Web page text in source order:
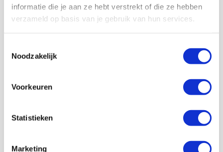
informatie die je aan ze hebt verstrekt of die ze hebben
verzameld op basis van je gebruik van hun services.
Noodzakelijk
Voorkeuren
Statistieken
Marketing
AANBEVOLEN
Update: informatie